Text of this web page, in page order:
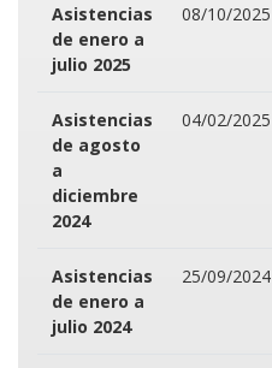
Asistencias
de enero a
julio 2025
08/10/2025
Asistencias
de agosto
a
diciembre
2024
04/02/2025
Asistencias
de enero a
julio 2024
25/09/2024